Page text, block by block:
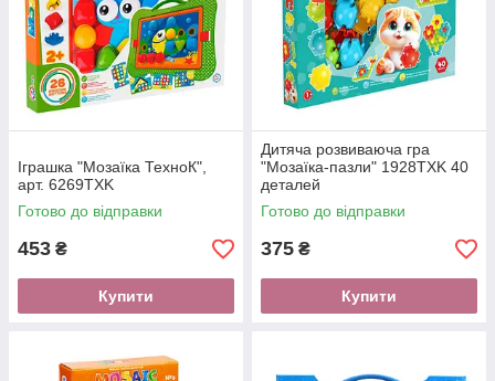
Іграшка "Мозаїка ТехноК",
арт. 6269TXK
Готово до відправки
453 ₴
Купити
Дитяча розвиваюча гра
"Мозаїка-пазли" 1928TXK 40
деталей
Готово до відправки
375 ₴
Купити